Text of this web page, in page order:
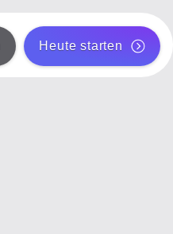
Heute starten